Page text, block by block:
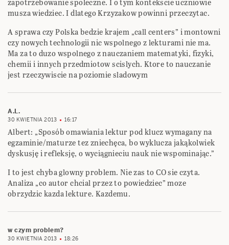
zapotrzebowanie spoleczne. I o tym kontekscie uczniowie
musza wiedziec. I dlatego Krzyzakow powinni przeczytac.
A sprawa czy Polska bedzie krajem „call centers” i montowni
czy nowych technologii nic wspolnego z lekturami nie ma.
Ma za to duzo wspolnego z nauczaniem matematyki, fizyki,
chemii i innych przedmiotow scislych. Ktore to nauczanie
jest rzeczywiscie na poziomie sladowym
A.L.
30 KWIETNIA 2013 16:17
Albert: „Sposób omawiania lektur pod klucz wymagany na
egzaminie/maturze tez zniechęca, bo wyklucza jakąkolwiek
dyskusję i refleksję, o wyciągnieciu nauk nie wspominając.”
I to jest chyba glowny problem. Nie zas to CO sie czyta.
Analiza „co autor chcial przez to powiedziec” moze
obrzydzic kazda lekture. Kazdemu.
w czym problem?
30 KWIETNIA 2013 18:26